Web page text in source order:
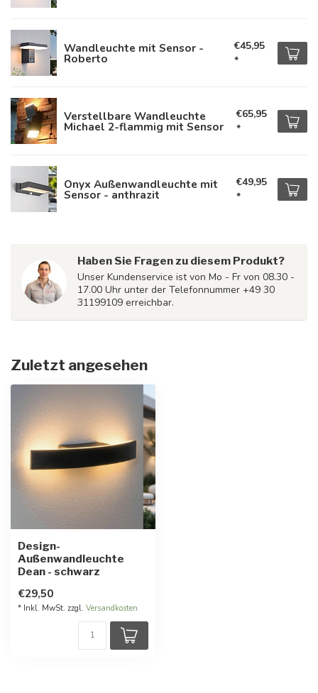
Wandleuchte mit Sensor -
Roberto
€45,95
*
Verstellbare Wandleuchte
Michael 2-flammig mit Sensor
€65,95
*
Onyx Außenwandleuchte mit
Sensor - anthrazit
€49,95
*
Haben Sie Fragen zu diesem Produkt?
Unser Kundenservice ist von Mo - Fr von 08.30 -
17.00 Uhr unter der Telefonnummer +49 30
31199109 erreichbar.
Zuletzt angesehen
Design-
Außenwandleuchte
Dean - schwarz
€29,50
* Inkl. MwSt. zzgl. Versandkosten